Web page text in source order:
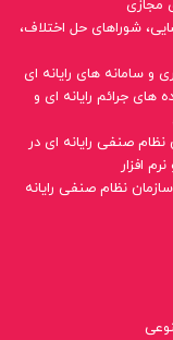
مجازی
شوراهای حل اختلاف،
و سامانه های رایانه ای
های جرائم رایانه ای و
نظام صنفی رایانه ای در
افزار
نظام صنفی رایانه